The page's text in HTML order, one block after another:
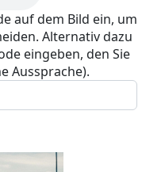
auf dem Bild ein, um
Alternativ dazu
eingeben, den Sie
Aussprache).